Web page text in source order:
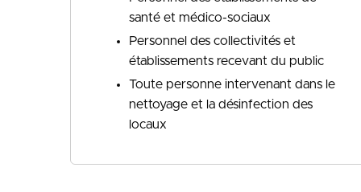
santé et médico-sociaux
Personnel des collectivités et
établissements recevant du public
Toute personne intervenant dans le
nettoyage et la désinfection des
locaux